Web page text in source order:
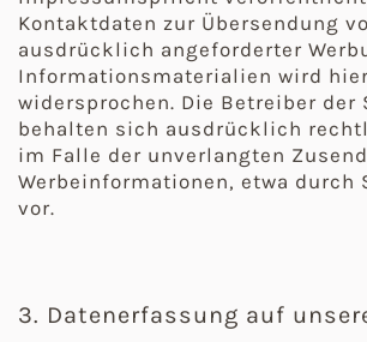
Kontaktdaten zur Übersendung
ausdrücklich angeforderter
Informationsmaterialien wird
widersprochen. Die Betreiber der
behalten sich ausdrücklich
im Falle der unverlangten
Werbeinformationen, etwa durch
vor.
3. Datenerfassung auf